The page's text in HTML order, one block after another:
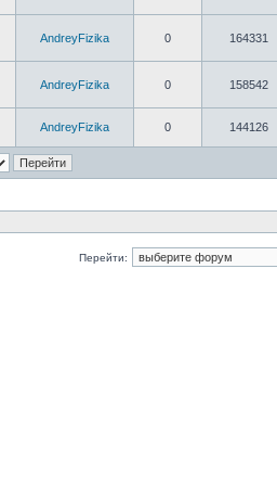
AndreyFizika 0 164331
AndreyFizika 0 158542
AndreyFizika 0 144126
Перейти: